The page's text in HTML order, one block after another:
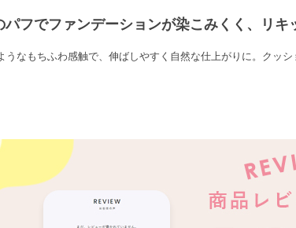
フでファンデーションが染こみくく、リキ
うなもちふわ感触で、伸ばしやすく自然な仕上がりに。クッ